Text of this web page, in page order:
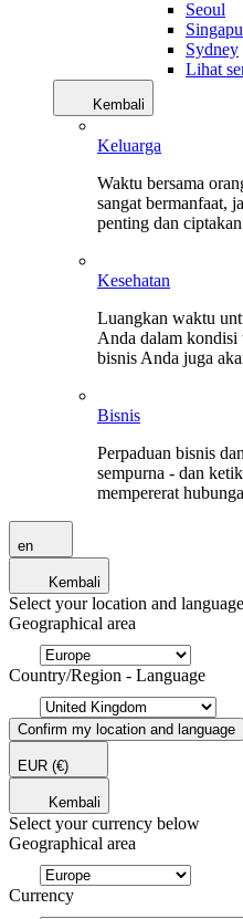
Seoul
Sydney
Lihat
Kembali
Keluarga
Waktu bersama
sangat bermanfaat,
penting dan
Kesehatan
Luangkan waktu
Anda dalam kondisi
bisnis Anda juga
Bisnis
Perpaduan bisnis
sempurna - dan
mempererat
en
Kembali
Select your location and
Geographical area
Country/Region - Language
Confirm my location and language
EUR (€)
Kembali
Select your currency below
Geographical area
Currency